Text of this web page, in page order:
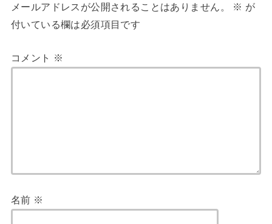
メールアドレスが公開されることはありません。 ※ が
付いている欄は必須項目です
コメント ※
名前 ※